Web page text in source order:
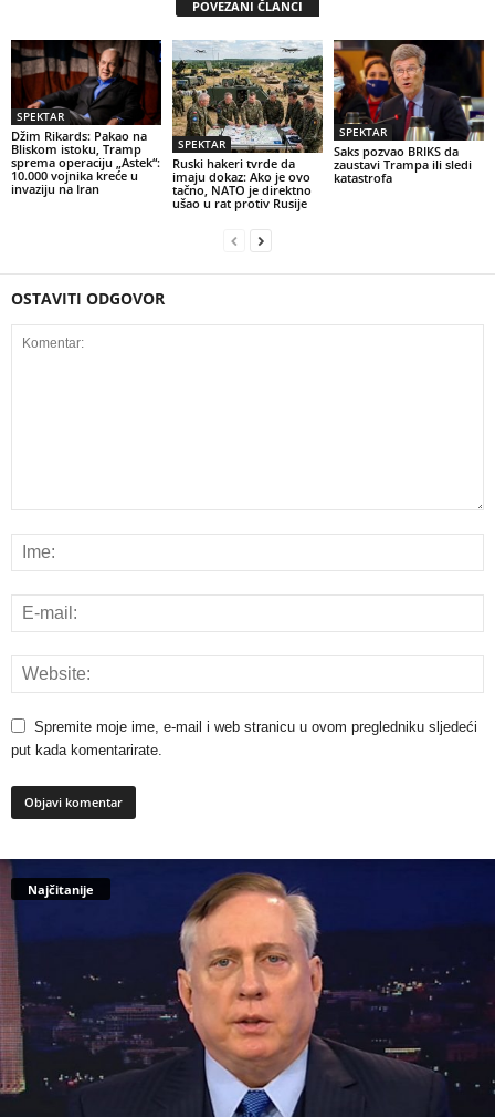
POVEZANI ČLANCI
SPEKTAR
Džim Rikards: Pakao na
Bliskom istoku, Tramp
sprema operaciju „Astek“:
10.000 vojnika kreće u
invaziju na Iran
SPEKTAR
Ruski hakeri tvrde da
imaju dokaz: Ako je ovo
tačno, NATO je direktno
ušao u rat protiv Rusije
SPEKTAR
Saks pozvao BRIKS da
zaustavi Trampa ili sledi
katastrofa
OSTAVITI ODGOVOR
Spremite moje ime, e-mail i web stranicu u ovom pregledniku sljedeći
put kada komentarirate.
Najčitanije